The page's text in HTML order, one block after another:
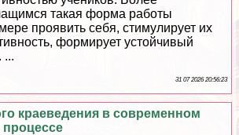
такая форма работы
проявить себя, стимулирует их
формирует устойчивый
...
31 07 2026 20:56:23
краеведения в современном